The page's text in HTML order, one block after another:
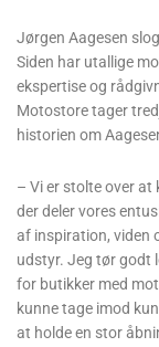
Jørgen Aagesen
Siden har utallige
ekspertise og
Motostore tager
historien om
– Vi er stolte over
der deler vores
af inspiration, viden
udstyr. Jeg tør godt
for butikker med
kunne tage imod
at holde en stor